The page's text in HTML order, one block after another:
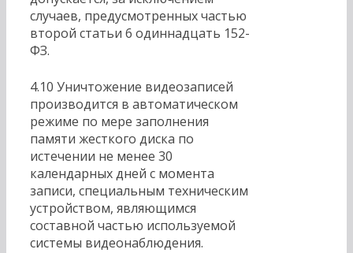
случаев, предусмотренных частью
второй статьи 6 одиннадцать 152-
ФЗ.
4.10 Уничтожение видеозаписей
производится в автоматическом
режиме по мере заполнения
памяти жесткого диска по
истечении не менее 30
календарных дней с момента
записи, специальным техническим
устройством, являющимся
составной частью используемой
системы видеонаблюдения.